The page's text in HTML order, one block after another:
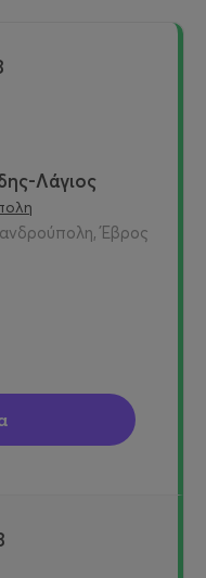
Λάγιος
Έβρος